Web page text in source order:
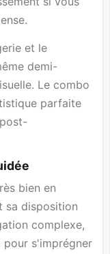
et le
demi-
Le combo
parfaite
bien en
sa disposition
complexe,
s'imprégner